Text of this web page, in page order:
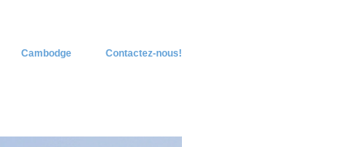
Cambodge Contactez-nous!